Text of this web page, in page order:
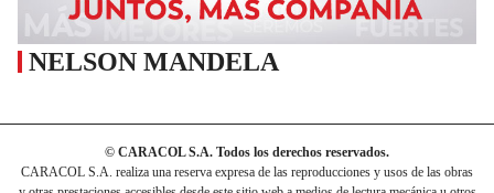
NELSON MANDELA
© CARACOL S.A. Todos los derechos reservados.
CARACOL S.A. realiza una reserva expresa de las reproducciones y usos de las obras